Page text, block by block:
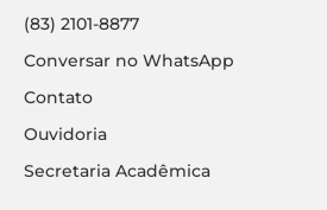
(83) 2101-8877
Conversar no WhatsApp
Contato
Ouvidoria
Secretaria Acadêmica